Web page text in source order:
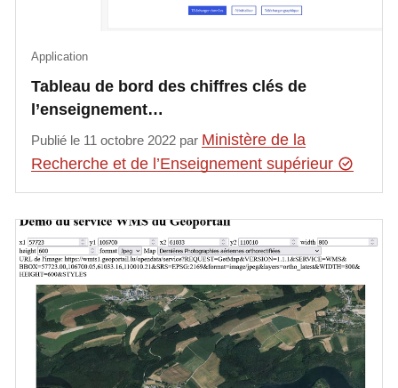
Tableau de bord des chiffres clés de
l’enseignement…
Application
Publié le 11 octobre 2022 par Ministère de la
Recherche et de l’Enseignement supérieur